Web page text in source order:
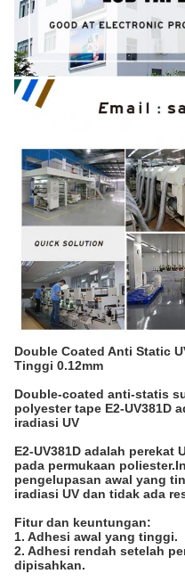
Double Coated Anti Static
Tinggi 0.12mm
Double-coated anti-statis
polyester tape E2-UV381D
iradiasi UV
E2-UV381D adalah
pada permukaan
pengelupasan awal yang
iradiasi UV dan tidak ada
Fitur dan keuntungan:
1. Adhesi awal yang tinggi.
2. Adhesi rendah setelah
dipisahkan.